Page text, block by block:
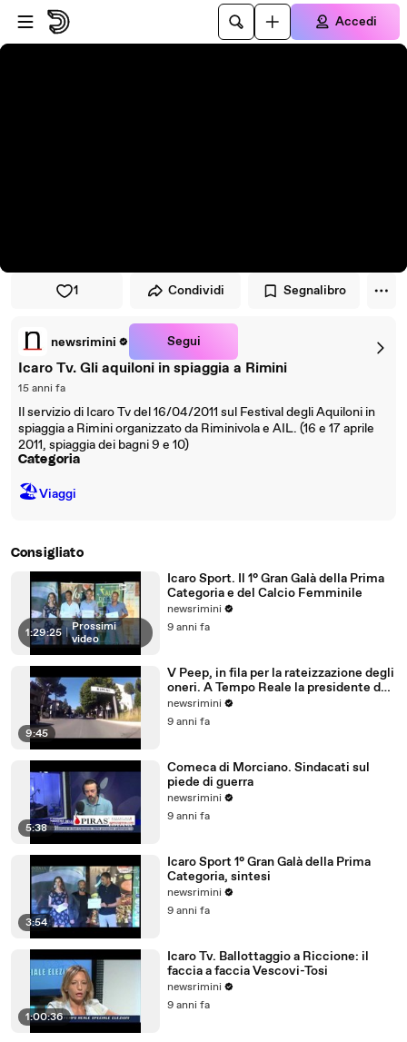
Vai al lettore
Passa al contenuto principale
Accedi
1 Condividi Segnalibro
newsrimini Segui
Icaro Tv. Gli aquiloni in spiaggia a Rimini
15 anni fa
Il servizio di Icaro Tv del 16/04/2011 sul Festival degli Aquiloni in
spiaggia a Rimini organizzato da Riminivola e AIL. (16 e 17 aprile
2011, spiaggia dei bagni 9 e 10)
Categoria
🏖Viaggi
Consigliato
1:29:25 | Prossimi
video
Icaro Sport. Il 1° Gran Galà della Prima
Categoria e del Calcio Femminile
newsrimini
9 anni fa
9:45
V Peep, in fila per la rateizzazione degli
oneri. A Tempo Reale la presidente del
Comitato
newsrimini
9 anni fa
5:38
Comeca di Morciano. Sindacati sul
piede di guerra
newsrimini
9 anni fa
3:54
Icaro Sport 1° Gran Galà della Prima
Categoria, sintesi
newsrimini
9 anni fa
1:00:36
Icaro Tv. Ballottaggio a Riccione: il
faccia a faccia Vescovi-Tosi
newsrimini
9 anni fa